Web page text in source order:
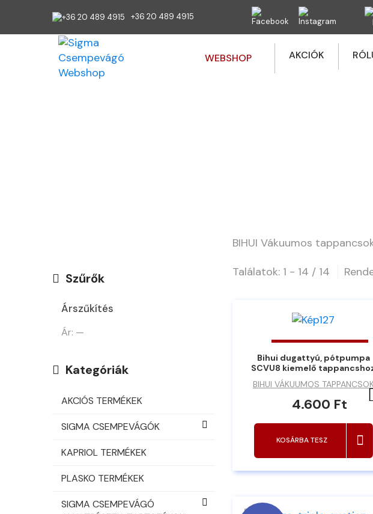
+36 20 489 4915
WEBSHOP AKCIÓK
BIHUI Vákuumos
Találatok: 1 - 14 / 14
Bihui dugattyú, pótpumpa
SCVU8 kiemelő
BIHUI VÁKUUMOS
4.600 Ft
KOSÁRBA TESZ
Szűrők
Árszűkítés
Ár: —
Kategóriák
AKCIÓS TERMÉKEK
SIGMA CSEMPEVÁGÓK
KAPRIOL TERMÉKEK
PLASKO TERMÉKEK
SIGMA CSEMPEVÁGÓ